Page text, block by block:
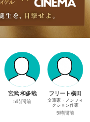
宮武 和多哉
5時間前
フリート横田
文筆家・ノンフィ
クション作家
5時間前